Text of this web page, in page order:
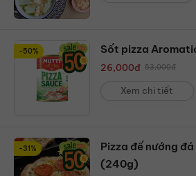
-50% Sốt pizza
26,000đ 53,000đ
Xem chi tiết
-31%
Pizza đế nướng
(240g)